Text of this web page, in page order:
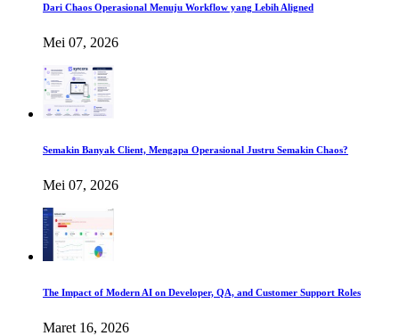
Dari Chaos Operasional Menuju Workflow yang Lebih Aligned
Mei 07, 2026
Semakin Banyak Client, Mengapa Operasional Justru Semakin Chaos?
Mei 07, 2026
The Impact of Modern AI on Developer, QA, and Customer Support Roles
Maret 16, 2026